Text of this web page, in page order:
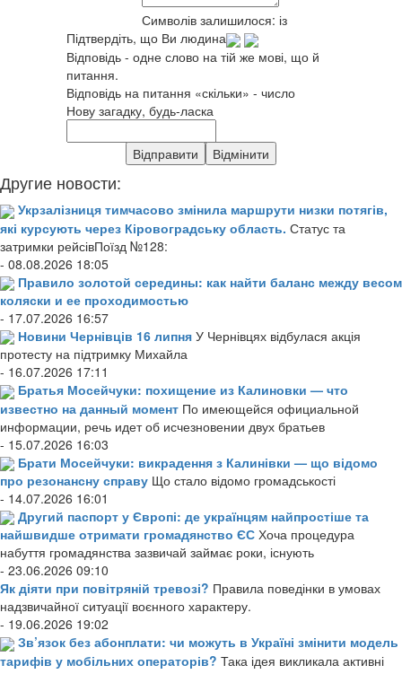
Символів залишилося: із
Підтвердіть, що Ви людина
Відповідь - одне слово на тій же мові, що й
питання.
Відповідь на питання «скільки» - число
Нову загадку, будь-ласка
Другие новости:
Укрзалізниця тимчасово змінила маршрути низки потягів,
які курсують через Кіровоградську область. Статус та
затримки рейсівПоїзд №128:
- 08.08.2026 18:05
Правило золотой середины: как найти баланс между весом
коляски и ее проходимостью
- 17.07.2026 16:57
Новини Чернівців 16 липня У Чернівцях відбулася акція
протесту на підтримку Михайла
- 16.07.2026 17:11
Братья Мосейчуки: похищение из Калиновки — что
известно на данный момент По имеющейся официальной
информации, речь идет об исчезновении двух братьев
- 15.07.2026 16:03
Брати Мосейчуки: викрадення з Калинівки — що відомо
про резонансну справу Що стало відомо громадськості
- 14.07.2026 16:01
Другий паспорт у Європі: де українцям найпростіше та
найшвидше отримати громадянство ЄС Хоча процедура
набуття громадянства зазвичай займає роки, існують
- 23.06.2026 09:10
Як діяти при повітряній тревозі? Правила поведінки в умовах
надзвичайної ситуації воєнного характеру.
- 19.06.2026 19:02
Зв’язок без абонплати: чи можуть в Україні змінити модель
тарифів у мобільних операторів? Така ідея викликала активні